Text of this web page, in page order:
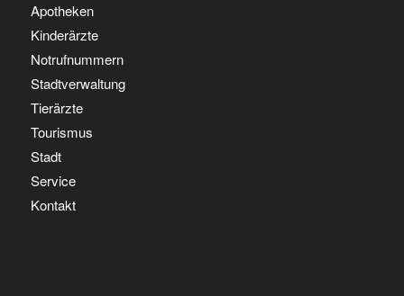
Apotheken
Kinderärzte
Notrufnummern
Stadtverwaltung
Tierärzte
Tourismus
Stadt
Service
Kontakt